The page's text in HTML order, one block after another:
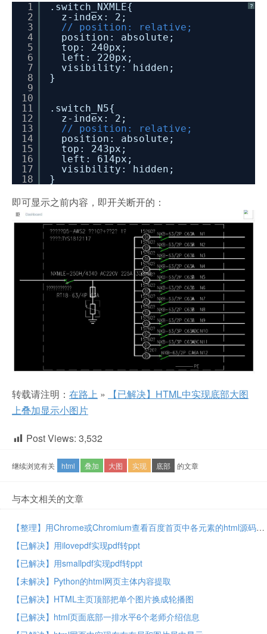
?
1
2
3
4
5
6
7
8
9
10
11
12
13
14
15
16
17
18
.switch_NXMLE{
z-index: 2;
// position: relative;
position: absolute;
top: 240px;
left: 220px;
visibility: hidden;
}
.switch_N5{
z-index: 2;
// position: relative;
position: absolute;
top: 243px;
left: 614px;
visibility: hidden;
}
即可显示之前内容，即开关断开的：
转载请注明： 在路上 »
【已解决】HTML中实现底部大图
上叠加显示小图片
Post Views: 3,532
继续浏览有关 html 叠加 大图 实现 底部 的文章
与本文相关的文章
【整理】用Chrome或Chromium查看百度首页中各元素的html源码
【已解决】用ilovepdf实现pdf转ppt
【已解决】用smallpdf实现pdf转ppt
【未解决】Python的html网页主体内容提取
【已解决】HTML主页顶部把单个图片换成轮播图
【已解决】html页面底部一排水平6个老师介绍信息